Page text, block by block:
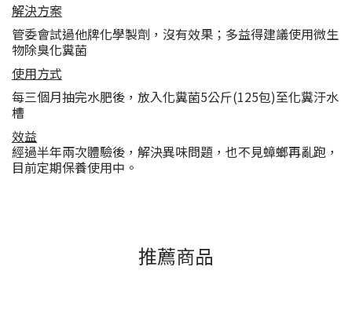
解決方案
管委會試過他牌化學製劑，沒有效果；多益得建議使用微生
物除臭化糞菌
使用方式
每三個月抽完水肥後，放入化糞菌5公斤(125包)至化糞汙水
槽
效益
經過半年兩次體驗後，解決異味問題，也不見蟑螂再亂跑，
目前定期保養使用中。
推薦商品